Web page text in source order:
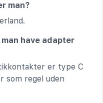
man?
have adapter
er type C
som regel uden